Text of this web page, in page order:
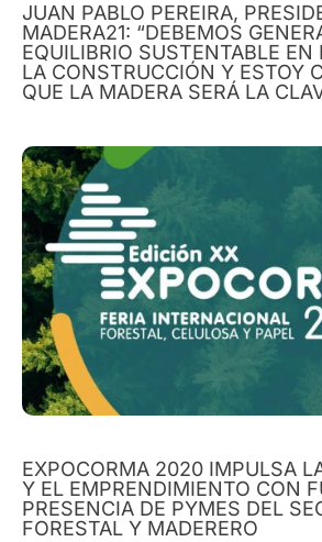
JUAN PABLO PEREIRA,
MADERA21: “DEBEMOS
EQUILIBRIO SUSTENTABLE EN
LA CONSTRUCCIÓN Y ESTOY
QUE LA MADERA SERÁ LA
EXPOCORMA 2020 IMPULSA
Y EL EMPRENDIMIENTO CON
PRESENCIA DE PYMES DEL
FORESTAL Y MADERERO